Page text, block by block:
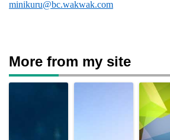
minikuru@bc.wakwak.com
More from my site